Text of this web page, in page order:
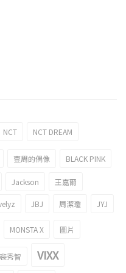
NCT NCT DREAM
壹周的偶像 BLACK PINK
Jackson 王嘉爾
JBJ 周潔瓊 JYJ
MONSTA X 圖片
裴秀智 VIXX